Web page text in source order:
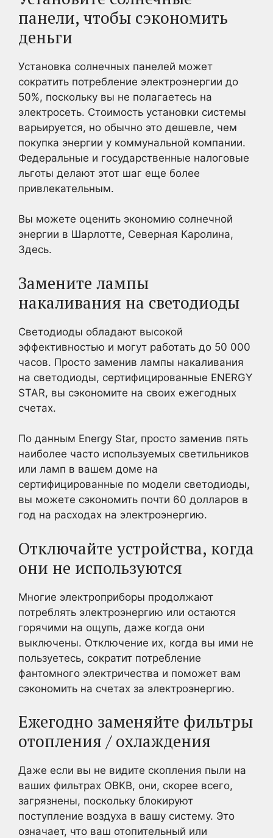
панели, чтобы сэкономить
деньги
Установка солнечных панелей может
сократить потребление электроэнергии до
50%, поскольку вы не полагаетесь на
электросеть. Стоимость установки системы
варьируется, но обычно это дешевле, чем
покупка энергии у коммунальной компании.
Федеральные и государственные налоговые
льготы делают этот шаг еще более
привлекательным.
Вы можете оценить экономию солнечной
энергии в Шарлотте, Северная Каролина,
Здесь.
Замените лампы
накаливания на светодиоды
Светодиоды обладают высокой
эффективностью и могут работать до 50 000
часов. Просто заменив лампы накаливания
на светодиоды, сертифицированные ENERGY
STAR, вы сэкономите на своих ежегодных
счетах.
По данным Energy Star, просто заменив пять
наиболее часто используемых светильников
или ламп в вашем доме на
сертифицированные по модели светодиоды,
вы можете сэкономить почти 60 долларов в
год на расходах на электроэнергию.
Отключайте устройства, когда
они не используются
Многие электроприборы продолжают
потреблять электроэнергию или остаются
горячими на ощупь, даже когда они
выключены. Отключение их, когда вы ими не
пользуетесь, сократит потребление
фантомного электричества и поможет вам
сэкономить на счетах за электроэнергию.
Ежегодно заменяйте фильтры
отопления / охлаждения
Даже если вы не видите скопления пыли на
ваших фильтрах ОВКВ, они, скорее всего,
загрязнены, поскольку блокируют
поступление воздуха в вашу систему. Это
означает, что ваш отопительный или